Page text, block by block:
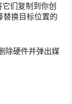
们复制到你创
替换目标位置的
除硬件并弹出媒